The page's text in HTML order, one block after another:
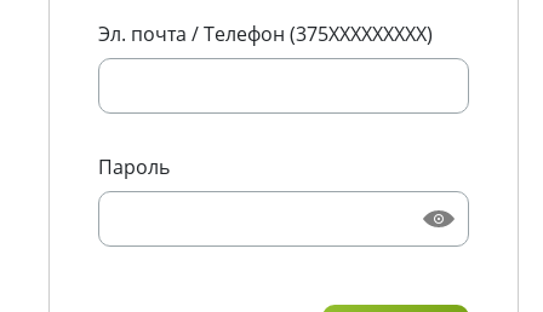
Эл. почта / Телефон (375XXXXXXXXX)
Пароль